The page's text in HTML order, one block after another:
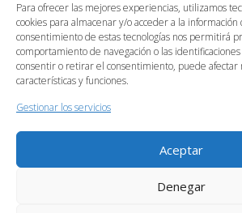
Para ofrecer las mejores experiencias, utilizamos
cookies para almacenar y/o acceder a la información
consentimiento de estas tecnologías nos permitirá
comportamiento de navegación o las
consentir o retirar el consentimiento, puede afectar
características y funciones.
Gestionar los servicios
Aceptar
Denegar
Información
Aviso Legal
Mapa de contenido
WordPress Theme :EightMedi